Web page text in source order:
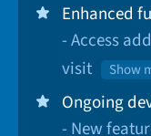
Enhanced
- Access
visit
Show
Ongoing
- New